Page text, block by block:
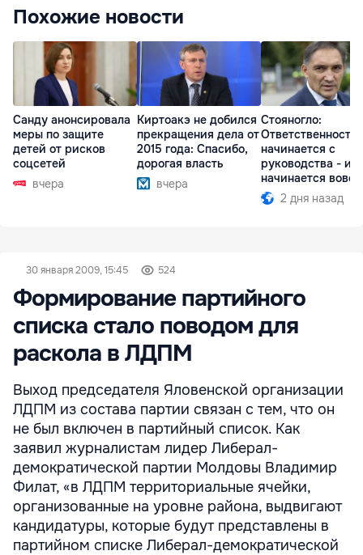
Похожие новости
Санду анонсировала
меры по защите
детей от рисков
соцсетей
вчера
Киртоакэ не добился
прекращения дела от
2015 года: Спасибо,
дорогая власть
вчера
Стояногло:
Ответственность
начинается с
руководства -
начинается вовсе
2 дня назад
30 января 2009, 15:45 524
Формирование партийного
списка стало поводом для
раскола в ЛДПМ
Выход председателя Яловенской организации
ЛДПМ из состава партии связан с тем, что он
не был включен в партийный список. Как
заявил журналистам лидер Либерал-
демократической партии Молдовы Владимир
Филат, «в ЛДПМ территориальные ячейки,
организованные на уровне района, выдвигают
кандидатуры, которые будут представлены в
партийном списке Либерал-демократической